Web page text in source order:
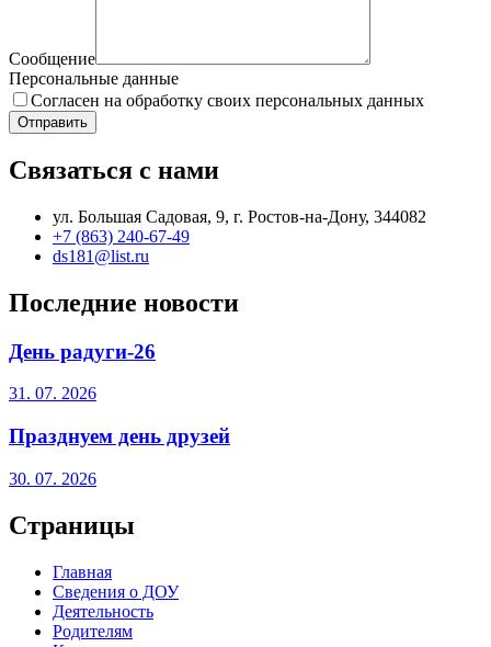
Сообщение
Персональные данные
Согласен на обработку своих персональных данных
Отправить
Связаться с нами
ул. Большая Садовая, 9, г. Ростов-на-Дону, 344082
+7 (863) 240-67-49
ds181@list.ru
Последние новости
День радуги-26
31. 07. 2026
Празднуем день друзей
30. 07. 2026
Страницы
Главная
Сведения о ДОУ
Деятельность
Родителям